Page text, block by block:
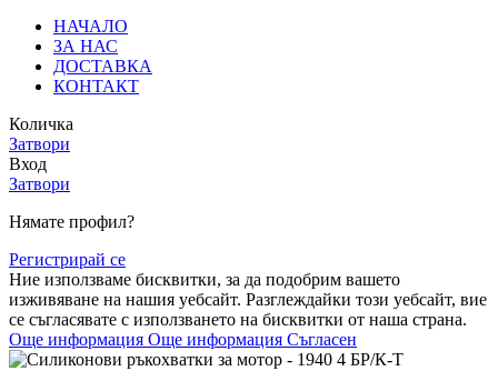
НАЧАЛО
ЗА НАС
ДОСТАВКА
КОНТАКТ
Количка
Затвори
Вход
Затвори
Нямате профил?
Регистрирай се
Ние използваме бисквитки, за да подобрим вашето
изживяване на нашия уебсайт. Разглеждайки този уебсайт, вие
се съгласявате с използването на бисквитки от наша страна.
Още информация Още информация Съгласен